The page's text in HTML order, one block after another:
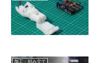
加工・組み立て